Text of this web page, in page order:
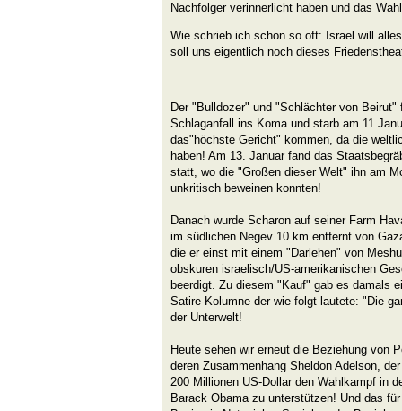
Nachfolger verinnerlicht haben und das
Wie schrieb ich schon so oft: Israel will
soll uns eigentlich noch dieses
Der "Bulldozer" und "Schlächter von Beirut"
Schlaganfall ins Koma und starb am
das"höchste Gericht" kommen, da die
haben! Am 13. Januar fand das
statt, wo die "Großen dieser Welt" ihn am
unkritisch beweinen konnten!
Danach wurde Scharon auf seiner Farm
im südlichen Negev 10 km entfernt von
die er einst mit einem "Darlehen" von
obskuren israelisch/US-amerikanischen
beerdigt. Zu diesem "Kauf" gab es damals
Satire-Kolumne der wie folgt lautete: "Die
der Unterwelt!
Heute sehen wir erneut die Beziehung von
deren Zusammenhang Sheldon Adelson,
200 Millionen US-Dollar den Wahlkampf in
Barack Obama zu unterstützen! Und das